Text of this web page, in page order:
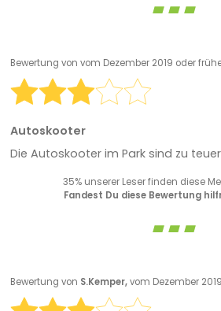
Bewertung von vom Dezember 2019 oder
Autoskooter
Die Autoskooter im Park sind zu
35% unserer Leser finden diese
Fandest Du diese Bewertung
Bewertung von S.Kemper,vom Dezember